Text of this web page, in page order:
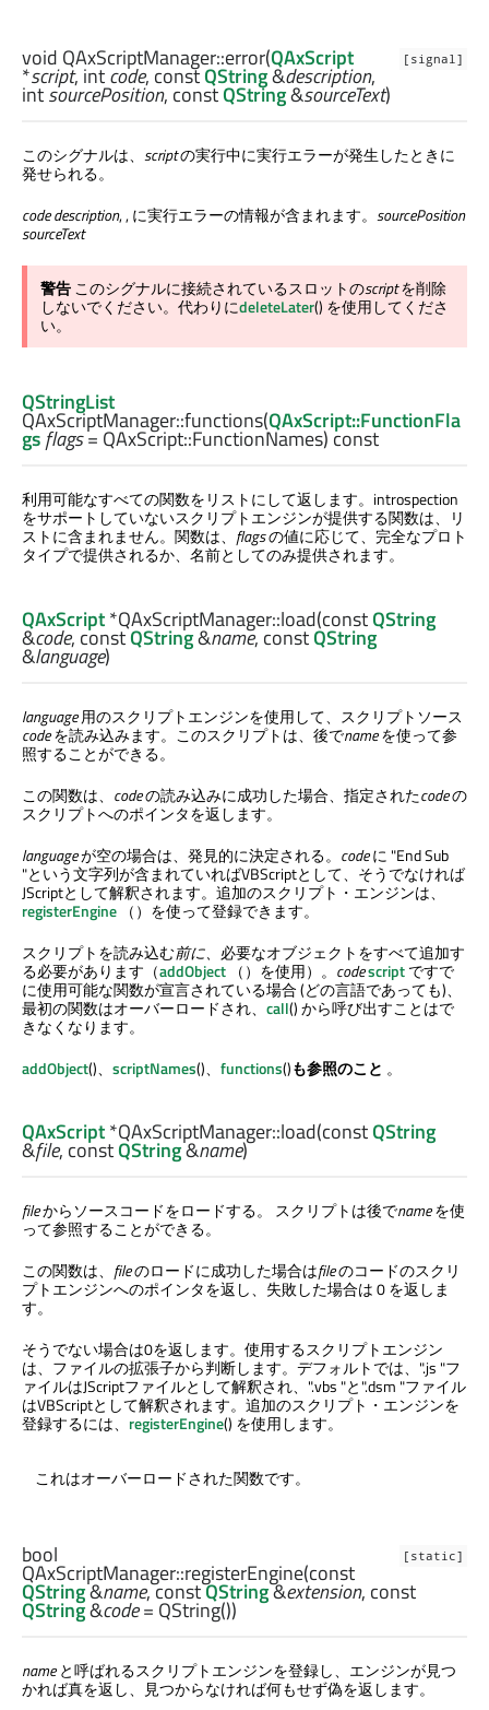
[signal]
void QAxScriptManager::error(QAxScript
*script, intcode, constQString&description,
intsourcePosition, constQString&sourceText)
このシグナルは、 scriptの実行中に実行エラーが発生したときに
発せられる。
codedescription, , に実行エラーの情報が含まれます。 sourcePosition
sourceText
警告このシグナルに接続されているスロットのscriptを削除
しないでください。代わりにdeleteLater() を使用してくださ
い。
QStringList
QAxScriptManager::functions(QAxScript::FunctionFla
gsflags= QAxScript::FunctionNames) const
利用可能なすべての関数をリストにして返します。introspection
をサポートしていないスクリプトエンジンが提供する関数は、リ
ストに含まれません。関数は、 flagsの値に応じて、完全なプロト
タイプで提供されるか、名前としてのみ提供されます。
QAxScript*QAxScriptManager::load(constQString
&code, constQString&name, constQString
&language)
language用のスクリプトエンジンを使用して、スクリプトソース
codeを読み込みます。このスクリプトは、後でnameを使って参
照することができる。
この関数は、 codeの読み込みに成功した場合、指定されたcodeの
スクリプトへのポインタを返します。
languageが空の場合は、発見的に決定される。 codeに "End Sub
"という文字列が含まれていればVBScriptとして、そうでなければ
JScriptとして解釈されます。追加のスクリプト・エンジンは、
registerEngine （）を使って登録できます。
スクリプトを読み込む前に、 必要なオブジェクトをすべて追加す
る必要があります（addObject （）を使用）。 codescriptですで
に使用可能な関数が宣言されている場合 (どの言語であっても)、
最初の関数はオーバーロードされ、 call() から呼び出すことはで
きなくなります。
addObject()、 scriptNames()、 functions()も参照のこと 。
QAxScript*QAxScriptManager::load(constQString
&file, constQString&name)
fileからソースコードをロードする。 スクリプトは後でnameを使
って参照することができる。
この関数は、 fileのロードに成功した場合はfileのコードのスクリ
プトエンジンへのポインタを返し、失敗した場合は 0 を返しま
す。
そうでない場合は0を返します。使用するスクリプトエンジン
は、ファイルの拡張子から判断します。デフォルトでは、".js "フ
ァイルはJScriptファイルとして解釈され、".vbs "と".dsm "ファイル
はVBScriptとして解釈されます。追加のスクリプト・エンジンを
登録するには、 registerEngine() を使用します。
これはオーバーロードされた関数です。
[static]
bool
QAxScriptManager::registerEngine(const
QString&name, constQString&extension, const
QString&code= QString())
nameと呼ばれるスクリプトエンジンを登録し、エンジンが見つ
かれば真を返し、見つからなければ何もせず偽を返します。